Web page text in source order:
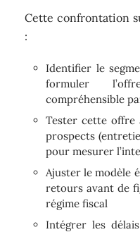
Cette confrontation
:
Identifier le
formuler
compréhensible
Tester cette offre
prospects
pour mesurer
Ajuster le modèle
retours avant de
régime fiscal
Intégrer les